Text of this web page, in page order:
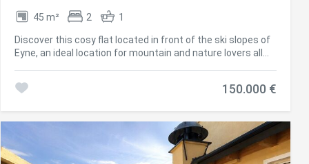
45 m² 2 1
Discover this cosy flat located in front of the ski slopes of
Eyne, an ideal location for mountain and nature lovers all
the views of the natural environment. The open kitchen
its practical built-in wardrobes. For added convenience, the
flat has a full bathroom and a guest toilet. In addition, the
property includes a ski storage, an essential element to
150.000 €
aktiv
Der